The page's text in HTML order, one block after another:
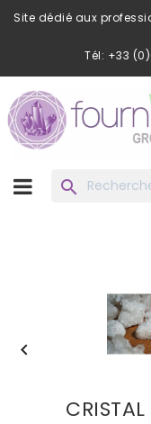
Site dédié aux
Tél: +33
search
